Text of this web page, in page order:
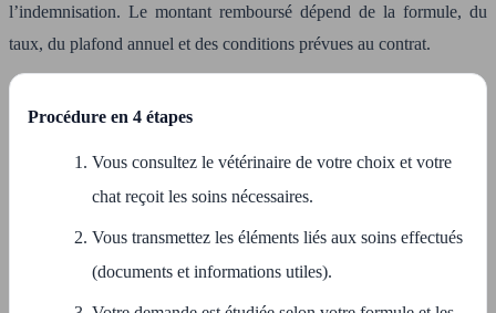
l’indemnisation. Le montant remboursé dépend de la formule, du
taux, du plafond annuel et des conditions prévues au contrat.
Procédure en 4 étapes
Vous consultez le vétérinaire de votre choix et votre
chat reçoit les soins nécessaires.
Vous transmettez les éléments liés aux soins effectués
(documents et informations utiles).